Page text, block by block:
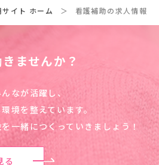
イト ホーム 看護補助の求人情報一
ませんか？
なが活躍し、
境を整えています。
一緒につくっていきましょう！
る